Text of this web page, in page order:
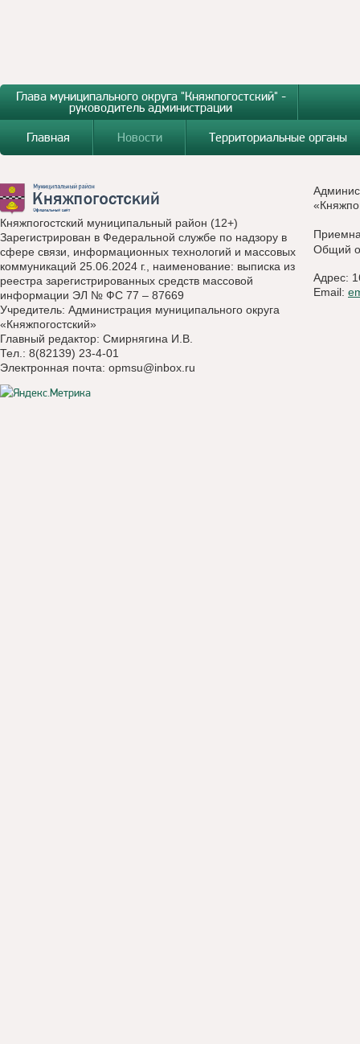
Глава муниципального округа "Княжпогостский" -
руководитель администрации
Главная
Новости Территориальные органы
Княжпогостский муниципальный район (12+)
Зарегистрирован в Федеральной службе по надзору в
сфере связи, информационных технологий и массовых
коммуникаций 25.06.2024 г., наименование: выписка из
реестра зарегистрированных средств массовой
информации ЭЛ № ФС 77 – 87669
Учредитель: Администрация муниципального округа
«Княжпогостский»
Главный редактор: Смирнягина И.В.
Тел.: 8(82139) 23-4-01
Электронная почта: opmsu@inbox.ru
Общий
Адрес:
Email: